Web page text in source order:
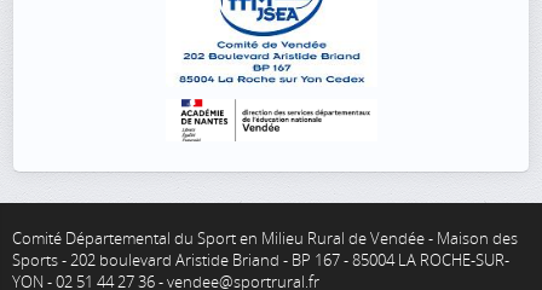
Comité Départemental du Sport en Milieu Rural de Vendée - Maison des
Sports - 202 boulevard Aristide Briand - BP 167 - 85004 LA ROCHE-SUR-
YON - 02 51 44 27 36 - vendee@sportrural.fr